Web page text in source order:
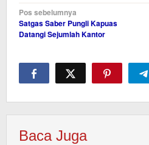
Navigasi
pos
Pos sebelumnya
Satgas Saber Pungli Kapuas
Datangi Sejumlah Kantor
Baca Juga